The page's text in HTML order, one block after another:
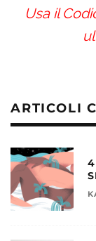
Usa il
ARTICOLI